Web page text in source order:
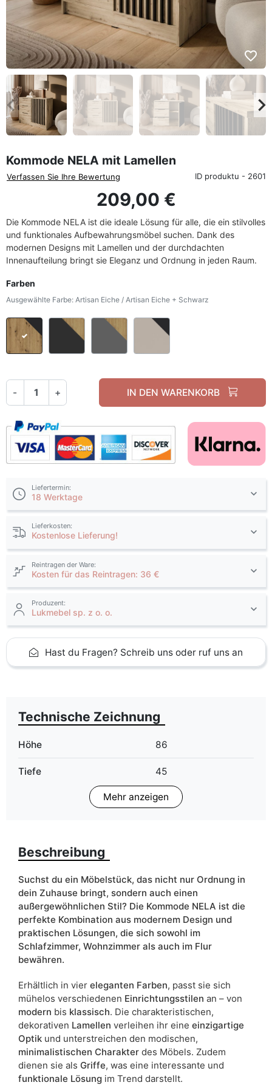
favorite_border
Zurück
Kommode NELA mit Lamellen
Verfassen Sie Ihre Bewertung ID produktu - 2601
209,00 €
Die Kommode NELA ist die ideale Lösung für alle, die ein stilvolles
und funktionales Aufbewahrungsmöbel suchen. Dank des
modernen Designs mit Lamellen und der durchdachten
Innenaufteilung bringt sie Eleganz und Ordnung in jeden Raum.
Farben
Ausgewählte Farbe: Artisan Eiche / Artisan Eiche + Schwarz
Artisan Eiche / Artisan Eiche + Schwarz
Graphit / Graphit + Artisan Eiche
Grau / grau + Artisan Eiche
- + IN DEN WARENKORB
Liefertermin:
18 Werktage
Lieferkosten:
Kostenlose Lieferung!
Reintragen der Ware:
Kosten für das Reintragen: 36 €
Produzent:
Lukmebel sp. z o. o.
Hast du Fragen? Schreib uns oder ruf uns an
Technische Zeichnung
Höhe 86
Tiefe 45
Matt
Schubladen ja
Breite 105
ean13 5905723972281
Aufgrund des Produktionsprozesses und der
Materialeigenschaften sind Maßabweichungen von +/- 2–3 cm
möglich.
Mehr anzeigen
Beschreibung
Suchst du ein Möbelstück, das nicht nur Ordnung in
dein Zuhause bringt, sondern auch einen
außergewöhnlichen Stil? Die Kommode NELA ist die
perfekte Kombination aus modernem Design und
praktischen Lösungen, die sich sowohl im
Schlafzimmer, Wohnzimmer als auch im Flur
bewähren.
Erhältlich in vier eleganten Farben, passt sie sich
mühelos verschiedenen Einrichtungsstilen an – von
modern bis klassisch. Die charakteristischen,
dekorativen Lamellen verleihen ihr eine einzigartige
Optik und unterstreichen den modischen,
minimalistischen Charakter des Möbels. Zudem
dienen sie als Griffe, was eine interessante und
funktionale Lösung im Trend darstellt.